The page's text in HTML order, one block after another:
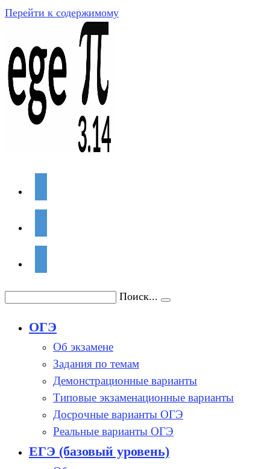
Перейти к содержимому
Поиск...
ОГЭ
Об экзамене
Задания по темам
Демонстрационные варианты
Типовые экзаменационные варианты
Досрочные варианты ОГЭ
Реальные варианты ОГЭ
ЕГЭ (базовый уровень)